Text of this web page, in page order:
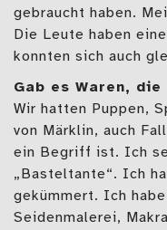
gebraucht haben.
Die Leute haben
konnten sich auch
Gab es Waren,
Wir hatten Puppen,
von Märklin, auch
ein Begriff ist. Ich
„Basteltante“. Ich
gekümmert. Ich
Seidenmalerei,